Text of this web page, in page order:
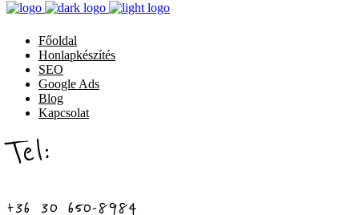
Főoldal
Honlapkészítés
SEO
Google Ads
Blog
Kapcsolat
Tel:
+36 30 650-8984